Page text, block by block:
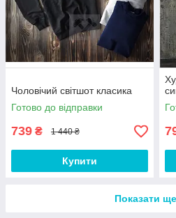
Чоловічий світшот класика
Готово до відправки
739 ₴ 1 440 ₴
Купити
Показати ще